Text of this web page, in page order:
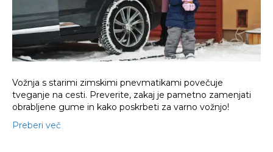
Vožnja s starimi zimskimi pnevmatikami povečuje
tveganje na cesti. Preverite, zakaj je pametno zamenjati
obrabljene gume in kako poskrbeti za varno vožnjo!
Preberi več